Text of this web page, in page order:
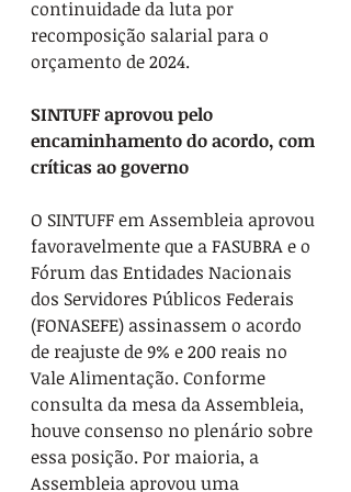
continuidade da luta por
recomposição salarial para o
orçamento de 2024.
SINTUFF aprovou pelo
encaminhamento do acordo, com
críticas ao governo
O SINTUFF em Assembleia aprovou
favoravelmente que a FASUBRA e o
Fórum das Entidades Nacionais
dos Servidores Públicos Federais
(FONASEFE) assinassem o acordo
de reajuste de 9% e 200 reais no
Vale Alimentação. Conforme
consulta da mesa da Assembleia,
houve consenso no plenário sobre
essa posição. Por maioria, a
Assembleia aprovou uma